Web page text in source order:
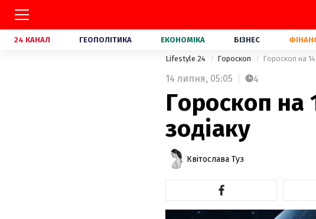
24 КАНАЛ ГЕОПОЛІТИКА ЕКОНОМІКА БІЗНЕС
Lifestyle 24 Гороскоп Гороскоп на 14
14 липня, 05:05 4
Гороскоп на
зодіаку
Квітослава Туз